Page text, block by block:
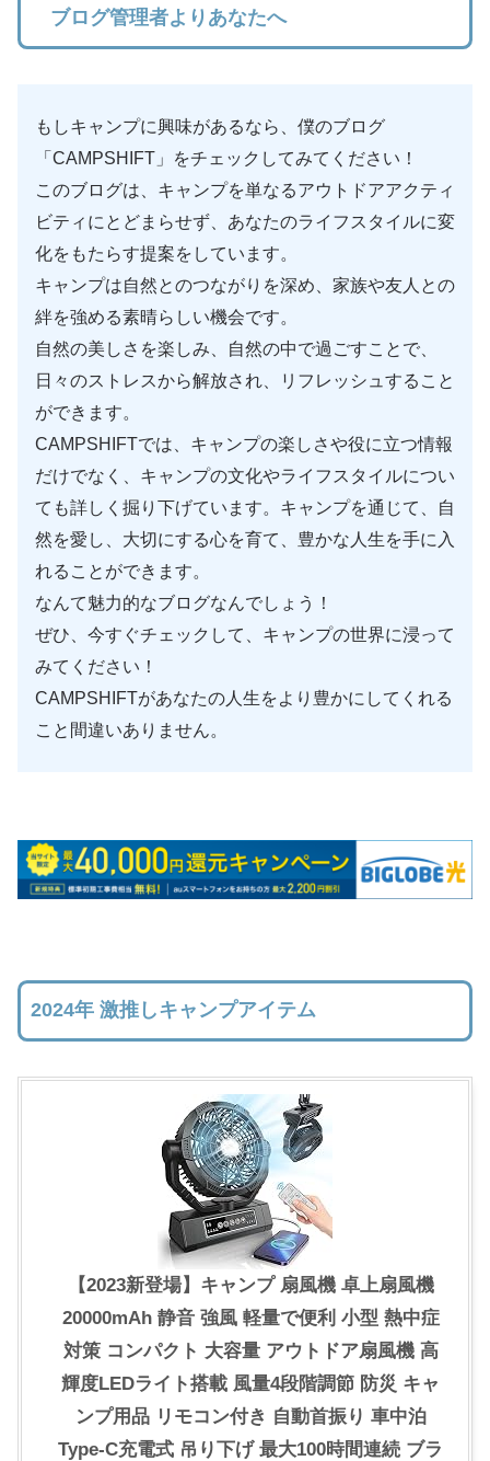
ブログ管理者よりあなたへ
もしキャンプに興味があるなら、僕のブログ
「CAMPSHIFT」をチェックしてみてください！
このブログは、キャンプを単なるアウトドアアクティ
ビティにとどまらせず、あなたのライフスタイルに変
化をもたらす提案をしています。
キャンプは自然とのつながりを深め、家族や友人との
絆を強める素晴らしい機会です。
自然の美しさを楽しみ、自然の中で過ごすことで、
日々のストレスから解放され、リフレッシュすること
ができます。
CAMPSHIFTでは、キャンプの楽しさや役に立つ情報
だけでなく、キャンプの文化やライフスタイルについ
ても詳しく掘り下げています。キャンプを通じて、自
然を愛し、大切にする心を育て、豊かな人生を手に入
れることができます。
なんて魅力的なブログなんでしょう！
ぜひ、今すぐチェックして、キャンプの世界に浸って
みてください！
CAMPSHIFTがあなたの人生をより豊かにしてくれる
こと間違いありません。
2024年 激推しキャンプアイテム
【2023新登場】キャンプ 扇風機 卓上扇風機
20000mAh 静音 強風 軽量で便利 小型 熱中症
対策 コンパクト 大容量 アウトドア扇風機 高
輝度LEDライト搭載 風量4段階調節 防災 キャ
ンプ用品 リモコン付き 自動首振り 車中泊
Type-C充電式 吊り下げ 最大100時間連続 ブラ